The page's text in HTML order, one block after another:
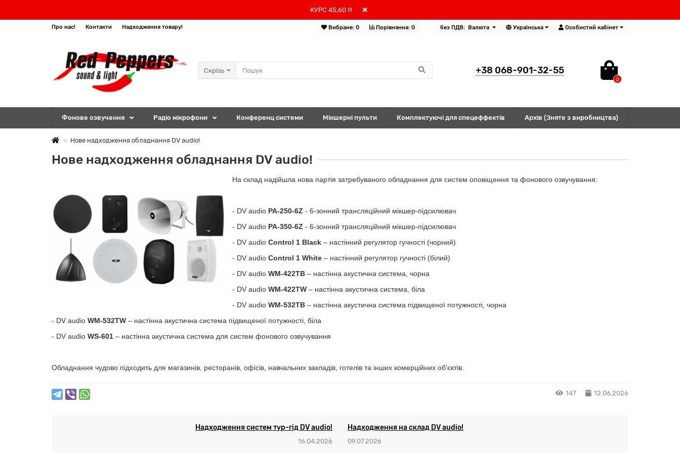
КУРС 45,60 !!!
Особистий кабінет
Українська
без ПДВ: Валюта
Порівняння: 0
Вибране: 0
Про нас! Контакти Надходження товару!
+38 068-901-32-55
0
Скрізь
Фонове озвучення Радіо мікрофони Конференц системи Мікшерні пульти Комплектуючі для спецеффектів Архів (Зняте з виробництва)
Нове надходження обладнання DV audio!
Нове надходження обладнання DV audio!
На склад надійшла нова партія затребуваного обладнання для систем оповіщення та фонового озвучування:
- DV audio PA-250-6Z - 6-зонний трансляційний мікшер-підсилювач
- DV audio PA-350-6Z - 6-зонний трансляційний мікшер-підсилювач
- DV audio Control 1 Black – настінний регулятор гучності (чорний)
- DV audio Control 1 White – настінний регулятор гучності (білий)
- DV audio WM-422TB – настінна акустична система, чорна
- DV audio WM-422TW – настінна акустична система, біла
- DV audio WM-532TB – настінна акустична система підвищеної потужності, чорна
- DV audio WM-532TW – настінна акустична система підвищеної потужності, біла
- DV audio WS-601 – настінна акустична система для систем фонового озвучування
Обладнання чудово підходить для магазинів, ресторанів, офісів, навчальних закладів, готелів та інших комерційних об'єктів.
147 12.06.2026
Надходження систем тур-гід DV audio!
16.04.2026
Надходження на склад DV audio!
09.07.2026